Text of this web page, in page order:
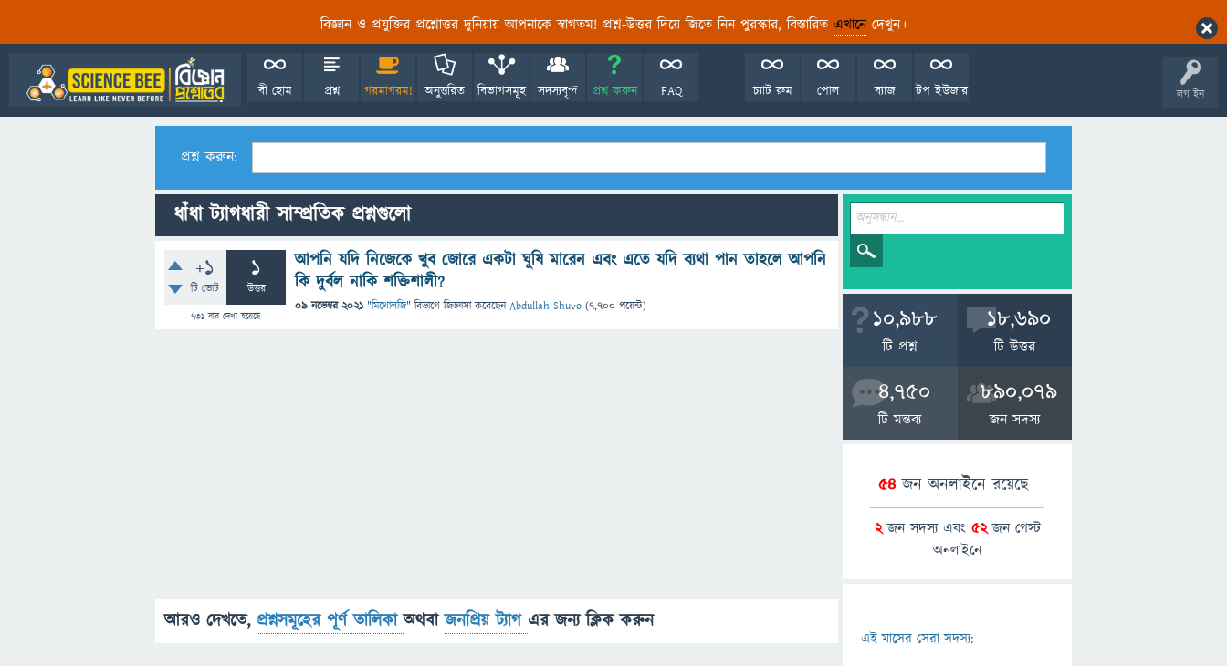
বিজ্ঞান ও প্রযুক্তির প্রশ্নোত্তর দুনিয়ায় আপনাকে স্বাগতম! প্রশ্ন-উত্তর দিয়ে জিতে নিন পুরস্কার, বিস্তারিত এখানেদেখুন।
লগ ইন
বী হোম প্রশ্ন গরমাগরম! অনুত্তরিত বিভাগসমূহ সদস্যবৃন্দ প্রশ্ন করুন FAQ টপ ইউজার
ব্যাজ
পোল
চ্যাট রুম
প্রশ্ন করুন:
ধাঁধা ট্যাগধারী সাম্প্রতিক প্রশ্নগুলো
+1
টি ভোট
1
উত্তর
731বার দেখা হয়েছে
আপনি যদি নিজেকে খুব জোরে একটা ঘুষি মারেন এবং এতে যদি ব্যথা পান তাহলে আপনি
কি দুর্বল নাকি শক্তিশালী?
09 নভেম্বর 2021 "মিথোলজি" বিভাগে জিজ্ঞাসাকরেছেনAbdullah Shuvo (7,700 পয়েন্ট)
আরও দেখতে, প্রশ্নসমূহের পূর্ণ তালিকাঅথবাজনপ্রিয় ট্যাগ এর জন্য ক্লিক করুন
10,988
টি প্রশ্ন
18,690
টি উত্তর
4,750
টি মন্তব্য
890,079
জন সদস্য
54জন অনলাইনে রয়েছে
2জন সদস্য এবং 52জন গেস্ট
অনলাইনে
এই মাসের সেরা সদস্য: